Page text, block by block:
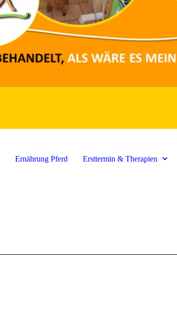
Ernährung Pferd Ersttermin & Therapien